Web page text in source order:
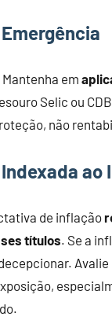
em
Selic ou
não
ao
de inflação
títulos. Se a